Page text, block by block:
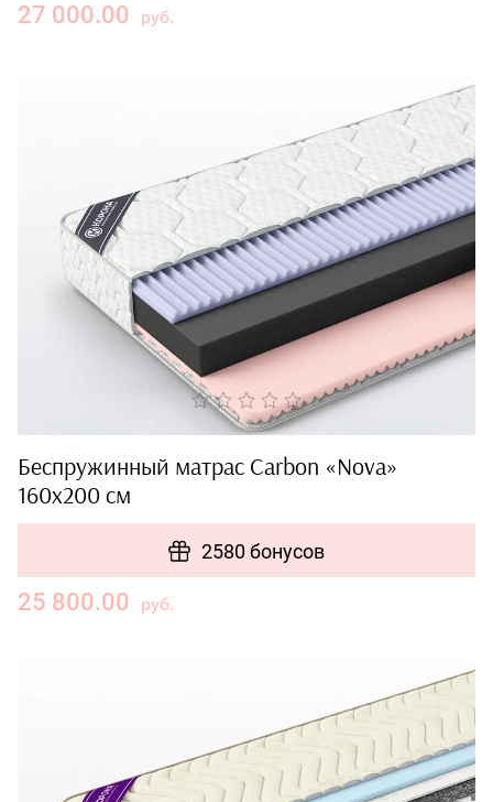
27 000.00 руб.
Беспружинный матрас Carbon «Nova»
160x200 см
2580 бонусов
25 800.00 руб.